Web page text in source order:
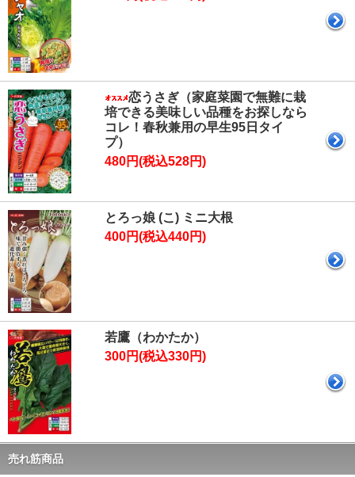
恋うさぎ（家庭菜園で無難に栽
培できる美味しい品種をお探しなら
コレ！春秋兼用の早生95日タイ
プ）
480円(税込528円)
とろっ娘 (こ) ミニ大根
400円(税込440円)
若鷹（わかたか）
300円(税込330円)
売れ筋商品